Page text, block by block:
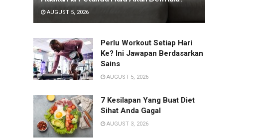
AUGUST 5, 2026
Perlu Workout Setiap Hari
Ke? Ini Jawapan Berdasarkan
Sains
AUGUST 5, 2026
7 Kesilapan Yang Buat Diet
Sihat Anda Gagal
AUGUST 3, 2026